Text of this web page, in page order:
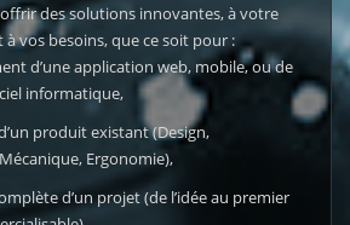
des solutions innovantes, à votre
vos besoins, que ce soit pour :
d’une application web, mobile, ou de
informatique,
produit existant (Design,
Ergonomie),
d’un projet (de l’idée au premier